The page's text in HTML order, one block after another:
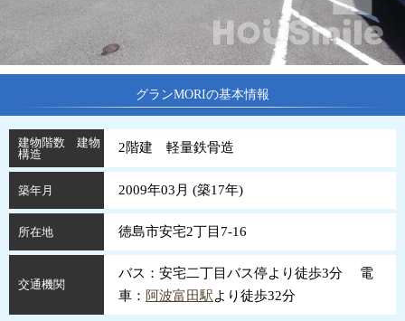
グランMORIの基本情報
建物階数 建物
構造
2階建 軽量鉄骨造
築年月 2009年03月 (築17年)
所在地 徳島市安宅2丁目7-16
交通機関
バス：安宅二丁目バス停より徒歩3分 電
車： 阿波富田駅より徒歩32分